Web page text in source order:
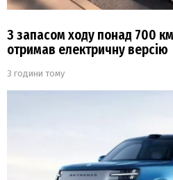
З запасом ходу понад 700
отримав електричну версію
3 години тому